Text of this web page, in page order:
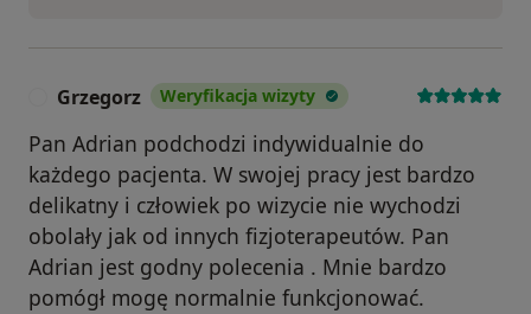
Grzegorz Weryfikacja wizyty
Pan Adrian podchodzi indywidualnie do
każdego pacjenta. W swojej pracy jest bardzo
delikatny i człowiek po wizycie nie wychodzi
obolały jak od innych fizjoterapeutów. Pan
Adrian jest godny polecenia . Mnie bardzo
pomógł mogę normalnie funkcjonować.